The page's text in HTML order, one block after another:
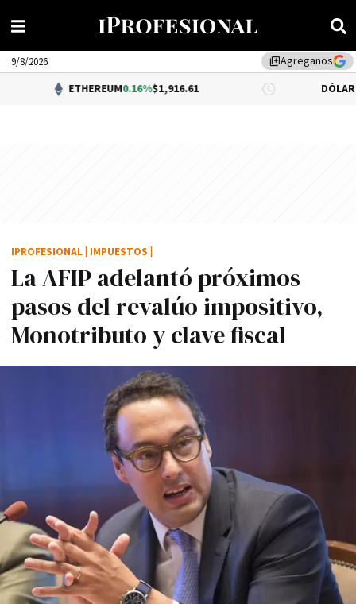
library_addAgreganos
9/8/2026
ETHEREUM 0.16%$1,916.61 DÓLAR BNA
La AFIP adelantó próximos
pasos del revalúo impositivo,
Monotributo y clave fiscal
IPROFESIONAL IMPUESTOS